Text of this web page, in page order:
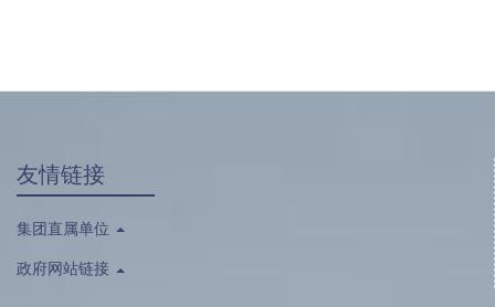
友情链接
集团直属单位
政府网站链接